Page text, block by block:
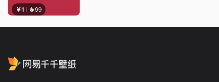
￥1 99